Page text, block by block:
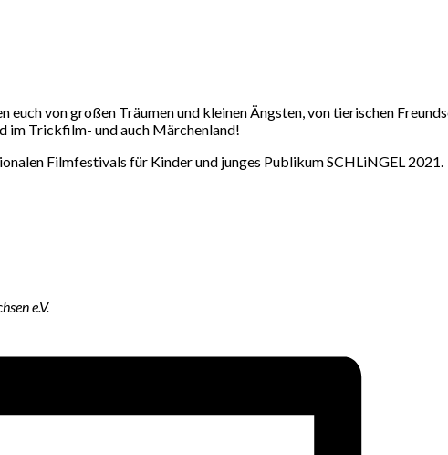
von großen Träumen und kleinen Ängsten, von tierischen
im Trickfilm- und auch Märchenland!
Filmfestivals für Kinder und junges Publikum SCHLiNGEL 2021.
e.V.